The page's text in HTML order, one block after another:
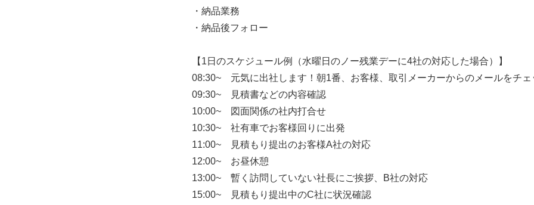
・納品業務
・納品後フォロー
【1日のスケジュール例（水曜日のノー残業デーに4社の対応した場合）】
08:30~ 元気に出社します！朝1番、お客様、取引メーカーからのメールをチェ
09:30~ 見積書などの内容確認
10:00~ 図面関係の社内打合せ
10:30~ 社有車でお客様回りに出発
11:00~ 見積もり提出のお客様A社の対応
12:00~ お昼休憩
13:00~ 暫く訪問していない社長にご挨拶、B社の対応
15:00~ 見積もり提出中のC社に状況確認